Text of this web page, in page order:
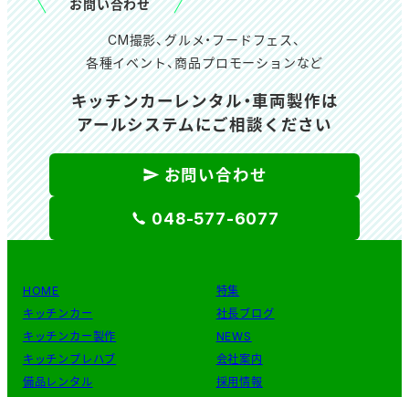
お問い合わせ
CM撮影、グルメ・フードフェス、
各種イベント、商品プロモーションなど
キッチンカーレンタル・車両製作は
アールシステムにご相談ください
お問い合わせ
048-577-6077
HOME
キッチンカー
キッチンカー製作
キッチンプレハブ
備品レンタル
特集
社長ブログ
NEWS
会社案内
採用情報